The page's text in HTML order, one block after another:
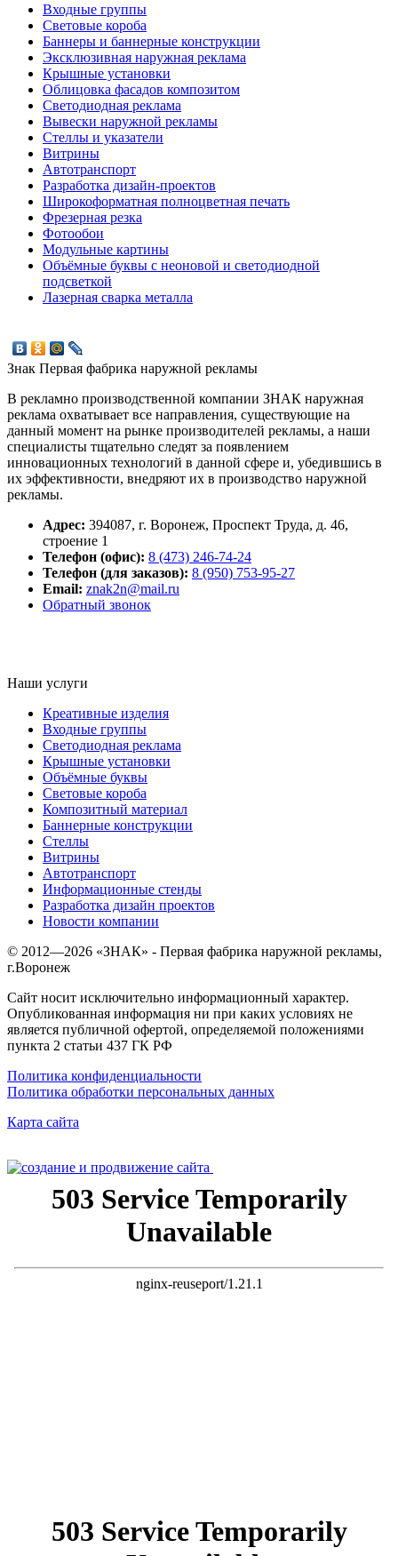
Входные группы
Световые короба
Баннеры и баннерные конструкции
Эксклюзивная наружная реклама
Крышные установки
Облицовка фасадов композитом
Светодиодная реклама
Вывески наружной рекламы
Стеллы и указатели
Витрины
Автотранспорт
Разработка дизайн-проектов
Широкоформатная полноцветная печать
Фрезерная резка
Фотообои
Модульные картины
Объёмные буквы с неоновой и светодиодной
подсветкой
Лазерная сварка металла
Знак Первая фабрика наружной рекламы
В рекламно производственной компании ЗНАК наружная
реклама охватывает все направления, существующие на
данный момент на рынке производителей рекламы, а наши
специалисты тщательно следят за появлением
инновационных технологий в данной сфере и, убедившись в
их эффективности, внедряют их в производство наружной
рекламы.
Адрес: 394087, г. Воронеж, Проспект Труда, д. 46,
строение 1
Телефон (офис): 8 (473) 246-74-24
Телефон (для заказов): 8 (950) 753-95-27
Email: znak2n@mail.ru
Обратный звонок
Наши услуги
Креативные изделия
Входные группы
Светодиодная реклама
Крышные установки
Объёмные буквы
Световые короба
Композитный материал
Баннерные конструкции
Стеллы
Витрины
Автотранспорт
Информационные стенды
Разработка дизайн проектов
Новости компании
© 2012—2026 «ЗНАК» - Первая фабрика наружной рекламы,
г.Воронеж
Сайт носит исключительно информационный характер.
Опубликованная информация ни при каких условиях не
является публичной офертой, определяемой положениями
пункта 2 статьи 437 ГК РФ
Политика конфиденциальности
Политика обработки персональных данных
Карта сайта